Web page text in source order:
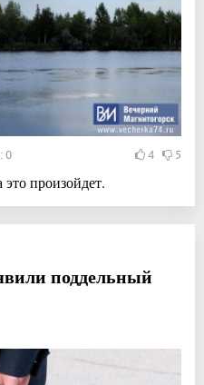
0 4 5
произойдет.
поддельный